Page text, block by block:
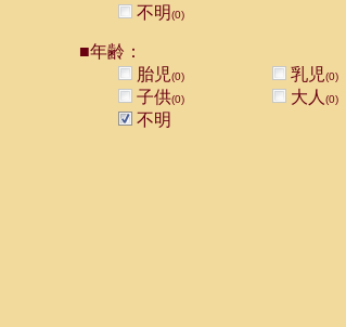
不明(0)
■年齢：
胎児(0) 乳児(0)
子供(0) 大人 (0)
不明